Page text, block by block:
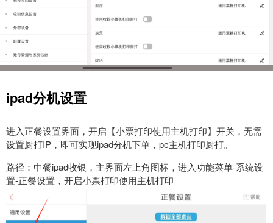
ipad分机设置
进入正餐设置界面，开启【小票打印使用主机打印】开关，无需
设置厨打IP，即可实现ipad分机下单，pc主机打印厨打。
路径：中餐ipad收银， 主界面左上角图标，进入功能菜单-系统设
置-正餐设置 ，开启小票打印使用主机打印